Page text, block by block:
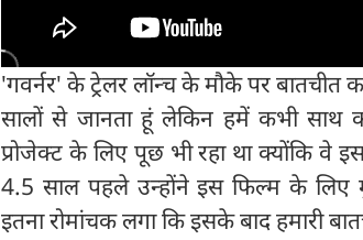
'गवर्नर' के ट्रेलर लॉन्च के मौके पर
सालों से जानता हूं लेकिन हमें कभी साथ
प्रोजेक्ट के लिए पूछ भी रहा था क्योंकि वे
4.5 साल पहले उन्होंने इस फिल्म के लिए
इतना रोमांचक लगा कि इसके बाद हमारी